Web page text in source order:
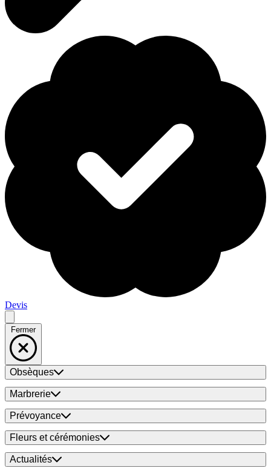
Devis
Fermer
Obsèques
Marbrerie
Prévoyance
Fleurs et cérémonies
Actualités